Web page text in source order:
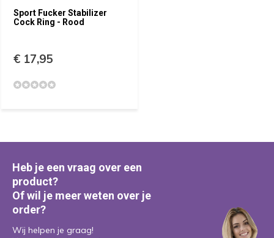
Sport Fucker Stabilizer
Cock Ring - Rood
€ 17,95
Heb je een vraag over een
product?
Of wil je meer weten over je
order?
Wij helpen je graag!